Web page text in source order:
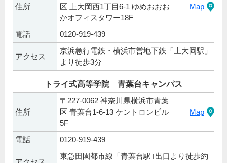
住所
区 上大岡西1丁目6-1 ゆめおおお
かオフィスタワー18F
Map
電話 0120-919-439
アクセス
京浜急行電鉄・横浜市営地下鉄「上大岡駅」
より徒歩3分
トライ式高等学院 青葉台キャンパス
住所
〒227-0062 神奈川県横浜市青葉
区 青葉台1-6-13 ケントロンビル
5F
Map
電話 0120-919-439
東急田園都市線「青葉台駅｣出口より徒歩約